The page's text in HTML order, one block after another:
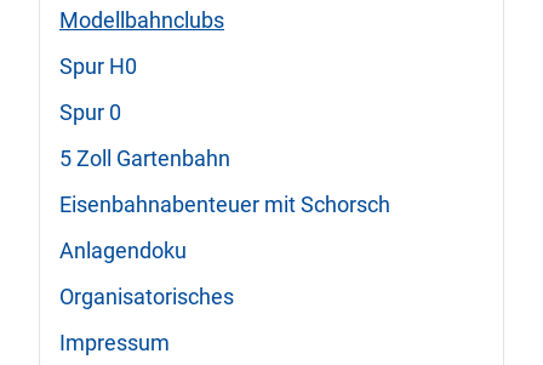
Modellbahnclubs
Spur H0
Spur 0
5 Zoll Gartenbahn
Eisenbahnabenteuer mit Schorsch
Anlagendoku
Organisatorisches
Impressum